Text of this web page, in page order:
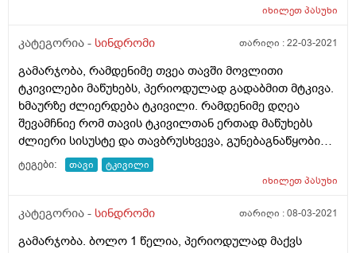
იხილეთპასუხი
კატეგორია - სინდრომი თარიღი :22-03-2021
გამარჯობა, რამდენიმე თვეა თავში მოვლითი
ტკივილები მაწუხებს, პერიოდულად გადაბმით მტკივა.
ხმაურზე ძლიერდება ტკივილი. რამდენიმე დღეა
შევამჩნიე რომ თავის ტკივილთან ერთად მაწუხებს
ძლიერი სისუსტე და თავბრუსხვევა, გუნებაგნაწყობის
უეცარი დაქვეითება. მაინტერესებს რაპრობლემაა
შეიძლება იყოს ეს ან ვის უნდა მივმართო
ტეგები: თავი
ტკივილი
იხილეთპასუხი
კატეგორია - სინდრომი თარიღი :08-03-2021
გამარჯობა. ბოლო 1 წელია, პერიოდულად მაქვს